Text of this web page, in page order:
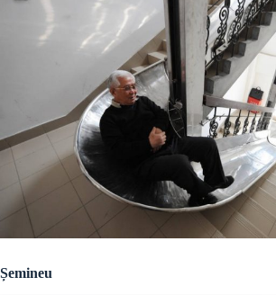
Șemineu